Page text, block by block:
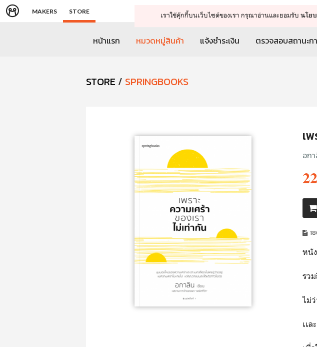
จัดการร
MAKERS STORE เราใช้คุ๊กกี้บนเว็บไซต์ของเรา กรุณาอ่านและยอมรับนโย
หน้าแรก หมวดหมู่สินค้า แจ้งชำระเงิน ตรวจสอบสถานะก
STORE / SPRINGBOOKS
เ
อก
หนั
รว
ไม่
เเ